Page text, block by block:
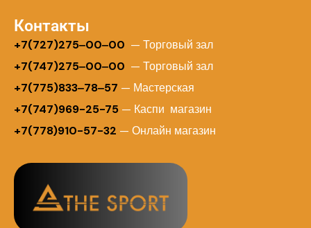
Контакты
+7(727)275‒00‒00 — Торговый зал
+7(747)275‒00‒00 — Торговый зал
+7(775)833‒78‒57 — Мастерская
+7(747)969-25-75 — Каспи магазин
+7(778)910-57-32 — Онлайн магазин